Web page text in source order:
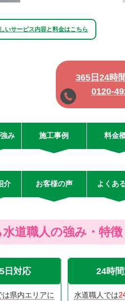
いサービス内容と料金はこちら
365日24時
0120-
み 施工事例 料金
介 お客様の声 よくあ
道職人の強み・特徴
日対応
は県内エリアに
24時
水道職人では